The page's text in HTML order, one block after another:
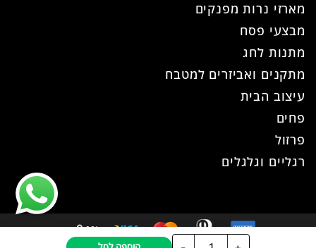
מארזי נרות מפנקים
מבצעי פסח
מתנות לחג
מתקנים ואביזרים למטבח
עיצוב הבית
פחים
פרזול
רגליים וגלגלים
כמות